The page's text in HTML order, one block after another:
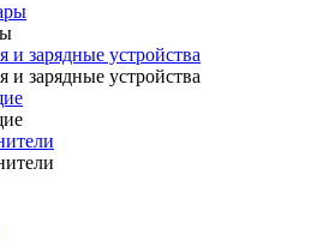
и зарядные устройства
и зарядные устройства